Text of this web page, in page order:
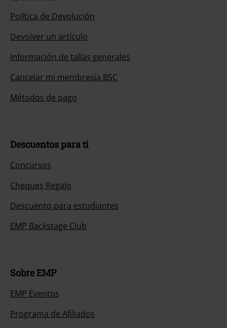
Política de Devolución
Devolver un artículo
Información de tallas generales
Cancelar mi membresía BSC
Métodos de pago
Descuentos para ti
Concursos
Cheques Regalo
Descuento para estudiantes
EMP Backstage Club
Sobre EMP
EMP Eventos
Programa de Afiliados